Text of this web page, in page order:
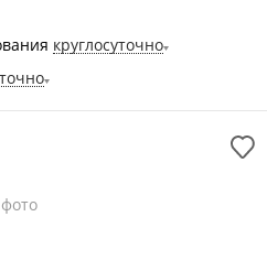
круглосуточно